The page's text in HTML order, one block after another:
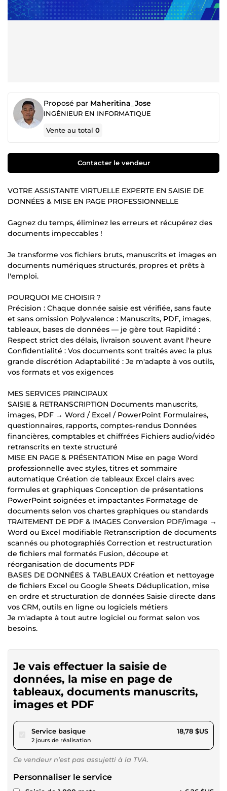
Proposé par Maheritina_Jose
INGÉNIEUR EN INFORMATIQUE
Vente au total0
Contacter le vendeur
VOTRE ASSISTANTE VIRTUELLE EXPERTE EN SAISIE DE
DONNÉES & MISE EN PAGE PROFESSIONNELLE
Gagnez du temps, éliminez les erreurs et récupérez des
documents impeccables !
Je transforme vos fichiers bruts, manuscrits et images en
documents numériques structurés, propres et prêts à
l'emploi.
POURQUOI ME CHOISIR ?
Précision : Chaque donnée saisie est vérifiée, sans faute
et sans omission Polyvalence : Manuscrits, PDF, images,
tableaux, bases de données — je gère tout Rapidité :
Respect strict des délais, livraison souvent avant l'heure
Confidentialité : Vos documents sont traités avec la plus
grande discrétion Adaptabilité : Je m'adapte à vos outils,
vos formats et vos exigences
MES SERVICES PRINCIPAUX
SAISIE & RETRANSCRIPTION Documents manuscrits,
images, PDF → Word / Excel / PowerPoint Formulaires,
questionnaires, rapports, comptes-rendus Données
financières, comptables et chiffrées Fichiers audio/vidéo
retranscrits en texte structuré
MISE EN PAGE & PRÉSENTATION Mise en page Word
professionnelle avec styles, titres et sommaire
automatique Création de tableaux Excel clairs avec
formules et graphiques Conception de présentations
PowerPoint soignées et impactantes Formatage de
documents selon vos chartes graphiques ou standards
TRAITEMENT DE PDF & IMAGES Conversion PDF/image →
Word ou Excel modifiable Retranscription de documents
scannés ou photographiés Correction et restructuration
de fichiers mal formatés Fusion, découpe et
réorganisation de documents PDF
BASES DE DONNÉES & TABLEAUX Création et nettoyage
de fichiers Excel ou Google Sheets Déduplication, mise
en ordre et structuration de données Saisie directe dans
vos CRM, outils en ligne ou logiciels métiers
Je m'adapte à tout autre logiciel ou format selon vos
besoins.
Je vais effectuer la saisie de
données, la mise en page de
tableaux, documents manuscrits,
images et PDF
Service basiquepour 17,31 $US
2 jours de réalisation
18,78 $US
Ce vendeur n’est pas assujetti à la TVA.
Personnaliser le service